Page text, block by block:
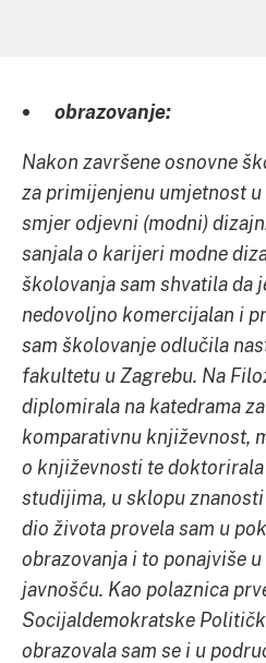
obrazovanje:
Nakon završene osnovne
za primijenjenu umjetnost
smjer odjevni (modni)
sanjala o karijeri modne
školovanja sam shvatila da
nedovoljno komercijalan i
sam školovanje odlučila
fakultetu u Zagrebu. Na
diplomirala na katedrama
komparativnu književnost,
o književnosti te
studijima, u sklopu
dio života provela sam u
obrazovanja i to ponajviše
javnošću. Kao polaznica
Socijaldemokratske
obrazovala sam se i u